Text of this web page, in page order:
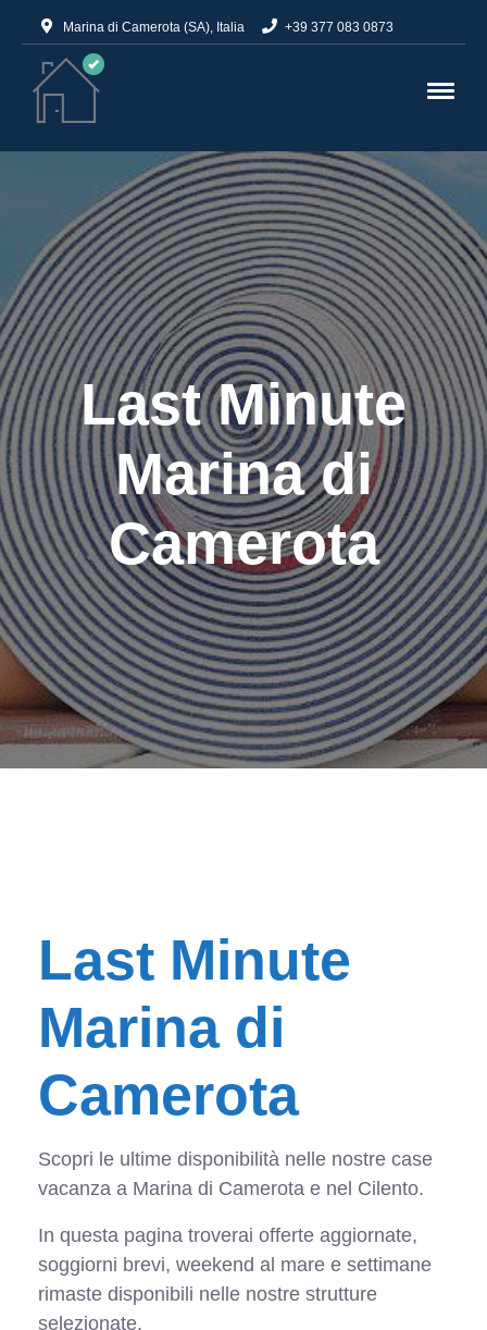
Marina di Camerota (SA), Italia +39 377 083 0873
Last Minute
Marina di
Camerota
Last Minute
Marina di
Camerota
Scopri le ultime disponibilità nelle nostre case
vacanza a Marina di Camerota e nel Cilento.
In questa pagina troverai offerte aggiornate,
soggiorni brevi, weekend al mare e settimane
rimaste disponibili nelle nostre strutture
selezionate.